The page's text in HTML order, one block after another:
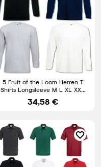
5 Fruit of the Loom Herren T
Shirts Longsleeve M L XL XXL
Langarm Set Shirt Neu
34,58 €